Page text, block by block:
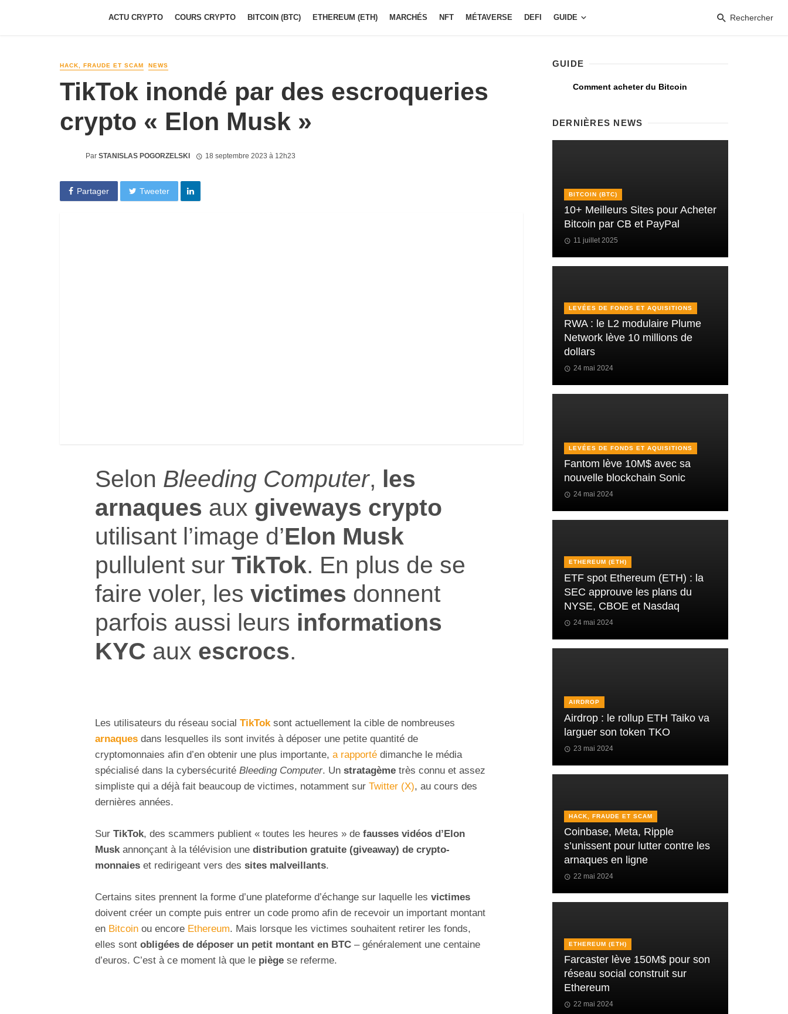
ACTU CRYPTO COURS CRYPTO BITCOIN (BTC) ETHEREUM (ETH) MARCHÉS NFT MÉTAVERSE DEFI GUIDE Rechercher
HACK, FRAUDE ET SCAM NEWS
TikTok inondé par des escroqueries
crypto « Elon Musk »
Par STANISLAS POGORZELSKI 18 septembre 2023 à 12h23
Partager Tweeter
Selon Bleeding Computer, les
arnaques aux giveways crypto
utilisant l’image d’Elon Musk
pullulent sur TikTok. En plus de se
faire voler, les victimes donnent
parfois aussi leurs informations
KYC aux escrocs.
Les utilisateurs du réseau social TikToksont actuellement la cible de nombreuses
arnaques dans lesquelles ils sont invités à déposer une petite quantité de
cryptomonnaies afin d’en obtenir une plus importante, a rapporté dimanche le média
spécialisé dans la cybersécurité Bleeding Computer. Un stratagème très connu et assez
simpliste qui a déjà fait beaucoup de victimes, notamment sur Twitter (X), au cours des
dernières années.
Sur TikTok, des scammers publient « toutes les heures » de fausses vidéos d’Elon
Muskannonçant à la télévision une distribution gratuite (giveaway) de crypto-
monnaies et redirigeant vers des sites malveillants.
Certains sites prennent la forme d’une plateforme d’échange sur laquelle les victimes
doivent créer un compte puis entrer un code promo afin de recevoir un important montant
en Bitcoin ou encore Ethereum. Mais lorsque les victimes souhaitent retirer les fonds,
elles sont obligées de déposer un petit montant en BTC – généralement une centaine
d’euros. C’est à ce moment là que le piège se referme.
GUIDE
Comment acheter du Bitcoin
DERNIÈRES NEWS
BITCOIN (BTC)
10+ Meilleurs Sites pour Acheter
Bitcoin par CB et PayPal
11 juillet 2025
LEVÉES DE FONDS ET AQUISITIONS
RWA : le L2 modulaire Plume
Network lève 10 millions de
dollars
24 mai 2024
LEVÉES DE FONDS ET AQUISITIONS
Fantom lève 10M$ avec sa
nouvelle blockchain Sonic
24 mai 2024
ETHEREUM (ETH)
ETF spot Ethereum (ETH) : la
SEC approuve les plans du
NYSE, CBOE et Nasdaq
24 mai 2024
AIRDROP
Airdrop : le rollup ETH Taiko va
larguer son token TKO
23 mai 2024
HACK, FRAUDE ET SCAM
Coinbase, Meta, Ripple
s’unissent pour lutter contre les
arnaques en ligne
22 mai 2024
ETHEREUM (ETH)
Farcaster lève 150M$ pour son
réseau social construit sur
Ethereum
22 mai 2024